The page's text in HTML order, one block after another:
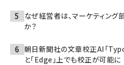
なぜ経営者は、マーケティン
か？
朝日新聞社の文章校正AI「
と「Edge」上でも校正が可能に